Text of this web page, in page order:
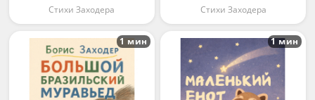
Стихи Заходера Стихи Заходера
1 мин 1 мин